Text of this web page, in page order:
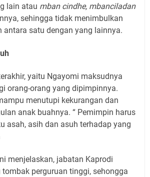
lain atau mban cindhe, mbanciladan
sehingga tidak menimbulkan
antara satu dengan yang lainnya.
yaitu Ngayomi maksudnya
orang-orang yang dipimpinnya.
menutupi kekurangan dan
anak buahnya. “ Pemimpin harus
asah, asih dan asuh terhadap yang
menjelaskan, jabatan Kaprodi
perguruan tinggi, sehongga